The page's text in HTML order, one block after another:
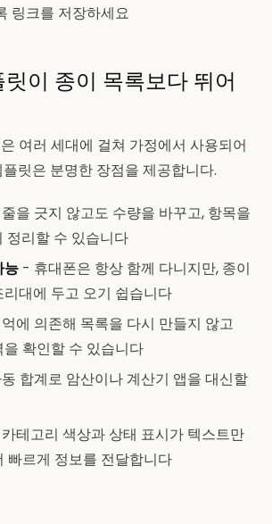
링크를 저장하세요
이 종이 목록보다 뛰어
여러 세대에 걸쳐 가정에서 사용되어
릿은 분명한 장점을 제공합니다.
을 긋지 않고도 수량을 바꾸고, 항목을
정리할 수 있습니다
능 - 휴대폰은 항상 함께 다니지만, 종이
대에 두고 오기 쉽습니다
에 의존해 목록을 다시 만들지 않고
확인할 수 있습니다
합계로 암산이나 계산기 앱을 대신할
테고리 색상과 상태 표시가 텍스트만
빠르게 정보를 전달합니다